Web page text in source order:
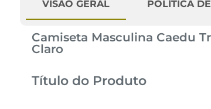
VISÃO GERAL POLÍTICA
Camiseta Masculina Caedu
Claro
Título do Produto